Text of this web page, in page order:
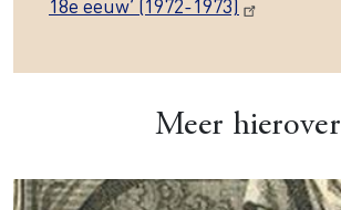
Meer hierover